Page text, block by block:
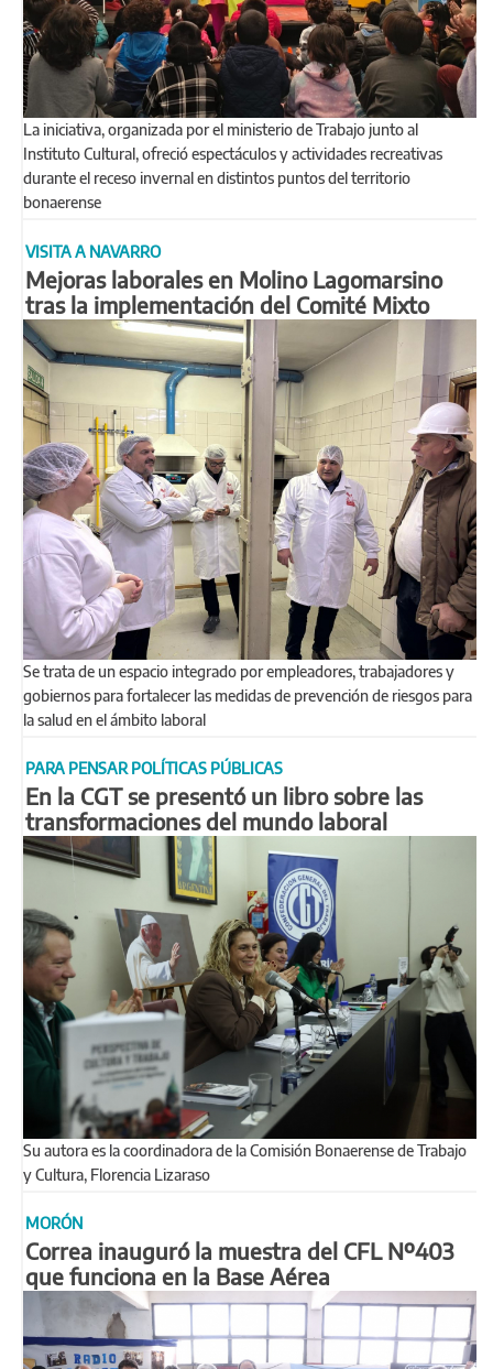
La iniciativa, organizada por el ministerio de Trabajo junto al
Instituto Cultural, ofreció espectáculos y actividades recreativas
durante el receso invernal en distintos puntos del territorio
bonaerense
VISITA A NAVARRO
Mejoras laborales en Molino Lagomarsino
tras la implementación del Comité Mixto
Se trata de un espacio integrado por empleadores, trabajadores y
gobiernos para fortalecer las medidas de prevención de riesgos para
la salud en el ámbito laboral
PARA PENSAR POLÍTICAS PÚBLICAS
En la CGT se presentó un libro sobre las
transformaciones del mundo laboral
Su autora es la coordinadora de la Comisión Bonaerense de Trabajo
y Cultura, Florencia Lizaraso
MORÓN
Correa inauguró la muestra del CFL Nº403
que funciona en la Base Aérea